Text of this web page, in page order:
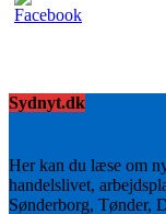
Sydnyt.dk
Her kan du læse om
handelslivet,
Sønderborg, Tønder,